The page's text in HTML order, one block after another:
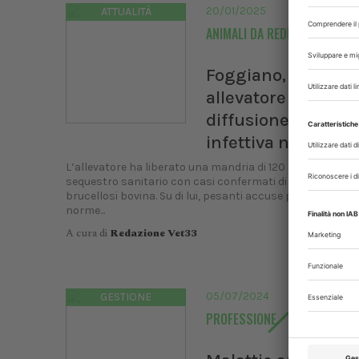
ATTUALITÀ 20/01/2025
ANIMALI DA REDDITO
Foggiano,
allevatore per
diffusione di
infettiva nei bovini
L’allevatore ha liberato una mandria di 120 capi
sequestro sanitario con casi confermati di tubercolosi e
brucellosi bovina. Su di lui, pesanti accuse per violazione
norme...
A cura di Redazione Vet33
GESTIONE 05/07/2024
PROFESSIONE
Dal